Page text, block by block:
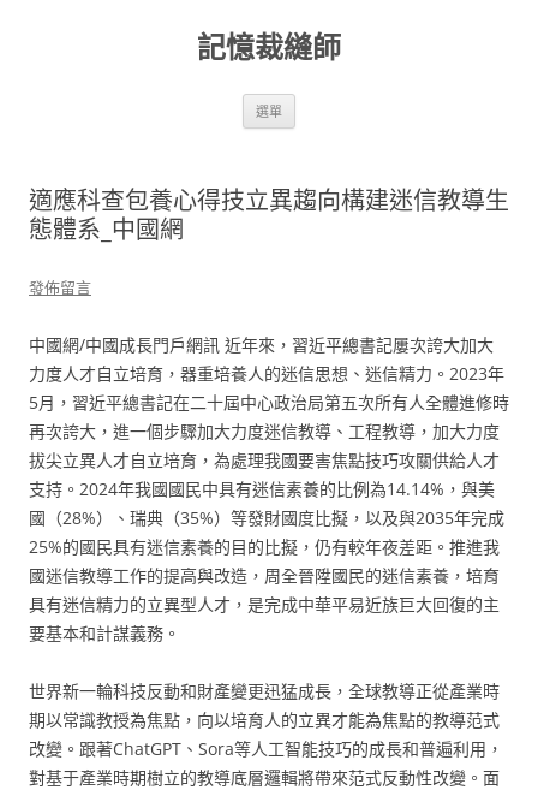
記憶裁縫師
選單
適應科查包養心得技立異趨向構建迷信教導生
態體系_中國網
發佈留言
中國網/中國成長門戶網訊 近年來，習近平總書記屢次誇大加大
力度人才自立培育，器重培養人的迷信思想、迷信精力。2023年
5月，習近平總書記在二十屆中心政治局第五次所有人全體進修時
再次誇大，進一個步驟加大力度迷信教導、工程教導，加大力度
拔尖立異人才自立培育，為處理我國要害焦點技巧攻關供給人才
支持。2024年我國國民中具有迷信素養的比例為14.14%，與美
國（28%）、瑞典（35%）等發財國度比擬，以及與2035年完成
25%的國民具有迷信素養的目的比擬，仍有較年夜差距。推進我
國迷信教導工作的提高與改造，周全晉陞國民的迷信素養，培育
具有迷信精力的立異型人才，是完成中華平易近族巨大回復的主
要基本和計謀義務。
世界新一輪科技反動和財產變更迅猛成長，全球教導正從產業時
期以常識教授為焦點，向以培育人的立異才能為焦點的教導范式
改變。跟著ChatGPT、Sora等人工智能技巧的成長和普遍利用，
對基于產業時期樹立的教導底層邏輯將帶來范式反動性改變。面